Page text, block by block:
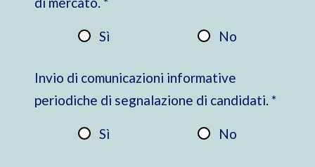
Sì No
Invio di comunicazioni informative
periodiche di segnalazione di candidati. *
Sì No